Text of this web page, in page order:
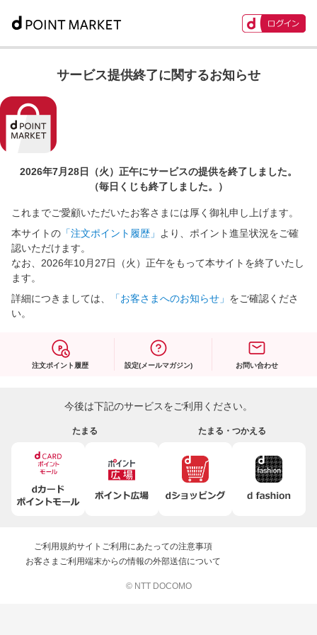
サービス提供終了に関するお知らせ
2026年7月28日（火）正午にサービスの提供を終了しました。
（毎日くじも終了しました。）
これまでご愛顧いただいたお客さまには厚く御礼申し上げます。
本サイトの 「注文ポイント履歴」
より、ポイント進呈状況をご確
認いただけます。
なお、2026年10月27日（火）正午をもって本サイトを終了いたし
ます。
詳細につきましては、
「お客さまへのお知らせ」 をご確認くださ
い。
注文ポイント履歴 設定(メールマガジン) お問い合わせ
今後は下記のサービスをご利用ください。
たまる たまる・つかえる
ご利用規約サイトご利用にあたっての注意事項
お客さまご利用端末からの情報の外部送信について
© NTT DOCOMO